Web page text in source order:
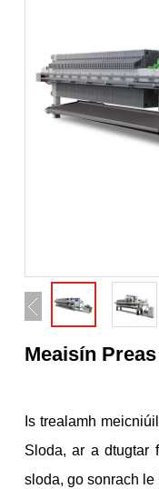
Meaisín
Is trealamh
Sloda, ar a dtugtar
sloda, go sonrach